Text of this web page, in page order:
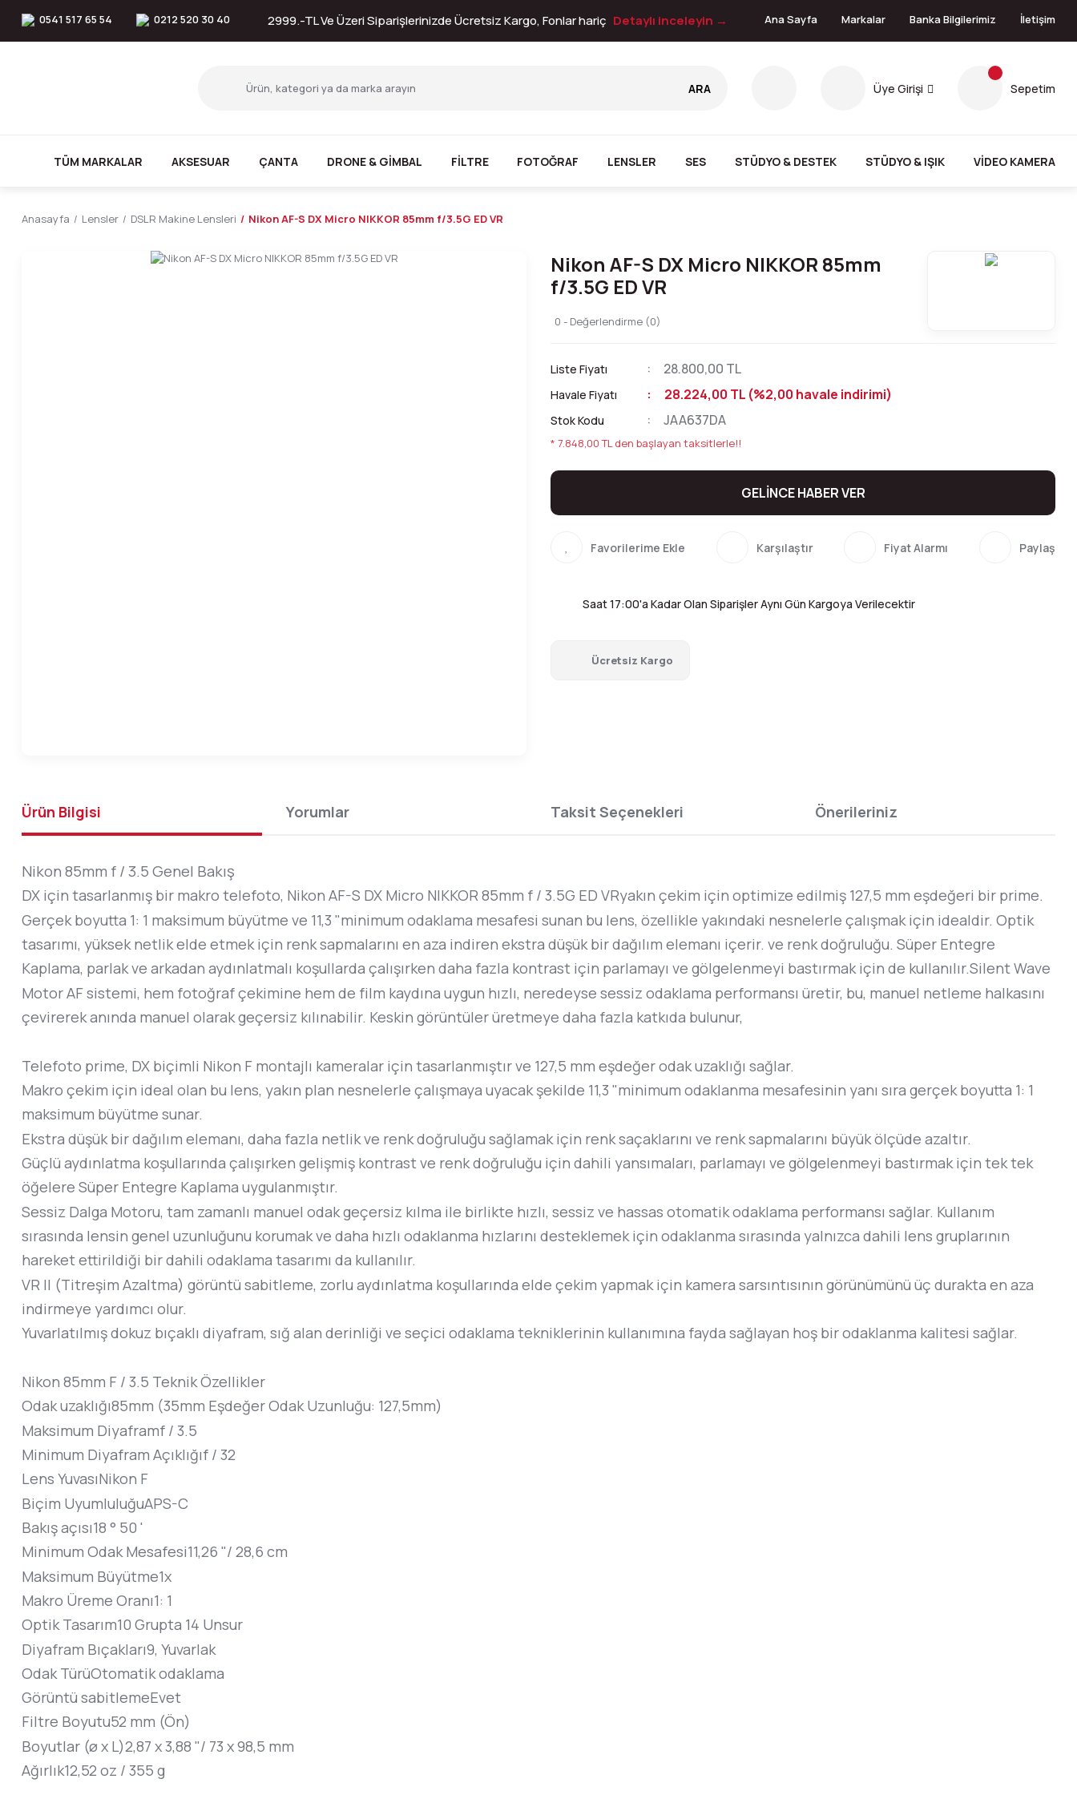
0541 517 65 54 0212 520 30 40 2999.-TL Ve Üzeri Siparişlerinizde Ücretsiz Kargo, Fonlar hariç Detaylı inceleyin → Ana Sayfa Markalar Banka Bilgilerimiz İletişim
ARA Üye Girişi Sepetim
TÜM MARKALAR AKSESUAR ÇANTA DRONE & GİMBAL FİLTRE FOTOĞRAF LENSLER SES STÜDYO & DESTEK STÜDYO & IŞIK VİDEO KAMERA
Anasayfa Lensler DSLR Makine Lensleri Nikon AF-S DX Micro NIKKOR 85mm f/3.5G ED VR
Nikon AF-S DX Micro NIKKOR 85mm
f/3.5G ED VR
0 - Değerlendirme (0)
Liste Fiyatı 28.800,00 TL
Havale Fiyatı 28.224,00 TL (%2,00 havale indirimi)
Stok Kodu JAA637DA
* 7.848,00 TL den başlayan taksitlerle!!
GELİNCE HABER VER
Karşılaştır Fiyat Alarmı Paylaş
Saat 17:00'a Kadar Olan Siparişler Aynı Gün Kargoya Verilecektir
Ücretsiz Kargo
Ürün Bilgisi Yorumlar Taksit Seçenekleri Önerileriniz
Nikon 85mm f / 3.5 Genel Bakış
DX için tasarlanmış bir makro telefoto, Nikon AF-S DX Micro NIKKOR 85mm f / 3.5G ED VRyakın çekim için optimize edilmiş 127,5 mm eşdeğeri bir prime.
Gerçek boyutta 1: 1 maksimum büyütme ve 11,3 "minimum odaklama mesafesi sunan bu lens, özellikle yakındaki nesnelerle çalışmak için idealdir. Optik
tasarımı, yüksek netlik elde etmek için renk sapmalarını en aza indiren ekstra düşük bir dağılım elemanı içerir. ve renk doğruluğu. Süper Entegre
Kaplama, parlak ve arkadan aydınlatmalı koşullarda çalışırken daha fazla kontrast için parlamayı ve gölgelenmeyi bastırmak için de kullanılır.Silent Wave
Motor AF sistemi, hem fotoğraf çekimine hem de film kaydına uygun hızlı, neredeyse sessiz odaklama performansı üretir, bu, manuel netleme halkasını
çevirerek anında manuel olarak geçersiz kılınabilir. Keskin görüntüler üretmeye daha fazla katkıda bulunur,
Telefoto prime, DX biçimli Nikon F montajlı kameralar için tasarlanmıştır ve 127,5 mm eşdeğer odak uzaklığı sağlar.
Makro çekim için ideal olan bu lens, yakın plan nesnelerle çalışmaya uyacak şekilde 11,3 "minimum odaklanma mesafesinin yanı sıra gerçek boyutta 1: 1
maksimum büyütme sunar.
Ekstra düşük bir dağılım elemanı, daha fazla netlik ve renk doğruluğu sağlamak için renk saçaklarını ve renk sapmalarını büyük ölçüde azaltır.
Güçlü aydınlatma koşullarında çalışırken gelişmiş kontrast ve renk doğruluğu için dahili yansımaları, parlamayı ve gölgelenmeyi bastırmak için tek tek
öğelere Süper Entegre Kaplama uygulanmıştır.
Sessiz Dalga Motoru, tam zamanlı manuel odak geçersiz kılma ile birlikte hızlı, sessiz ve hassas otomatik odaklama performansı sağlar. Kullanım
sırasında lensin genel uzunluğunu korumak ve daha hızlı odaklanma hızlarını desteklemek için odaklanma sırasında yalnızca dahili lens gruplarının
hareket ettirildiği bir dahili odaklama tasarımı da kullanılır.
VR II (Titreşim Azaltma) görüntü sabitleme, zorlu aydınlatma koşullarında elde çekim yapmak için kamera sarsıntısının görünümünü üç durakta en aza
indirmeye yardımcı olur.
Yuvarlatılmış dokuz bıçaklı diyafram, sığ alan derinliği ve seçici odaklama tekniklerinin kullanımına fayda sağlayan hoş bir odaklanma kalitesi sağlar.
Nikon 85mm F / 3.5 Teknik Özellikler
Odak uzaklığı85mm (35mm Eşdeğer Odak Uzunluğu: 127,5mm)
Maksimum Diyaframf / 3.5
Minimum Diyafram Açıklığıf / 32
Lens YuvasıNikon F
Biçim UyumluluğuAPS-C
Bakış açısı18 ° 50 '
Minimum Odak Mesafesi11,26 "/ 28,6 cm
Maksimum Büyütme1x
Makro Üreme Oranı1: 1
Optik Tasarım10 Grupta 14 Unsur
Diyafram Bıçakları9, Yuvarlak
Odak TürüOtomatik odaklama
Görüntü sabitlemeEvet
Filtre Boyutu52 mm (Ön)
Boyutlar (ø x L)2,87 x 3,88 "/ 73 x 98,5 mm
Ağırlık12,52 oz / 355 g